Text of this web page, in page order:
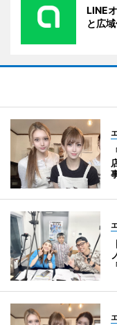
LINE
と広